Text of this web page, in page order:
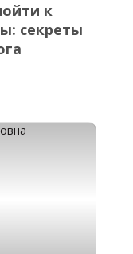
к
секреты